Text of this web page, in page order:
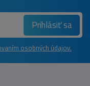
Prihlásiť sa
osobných údajov.